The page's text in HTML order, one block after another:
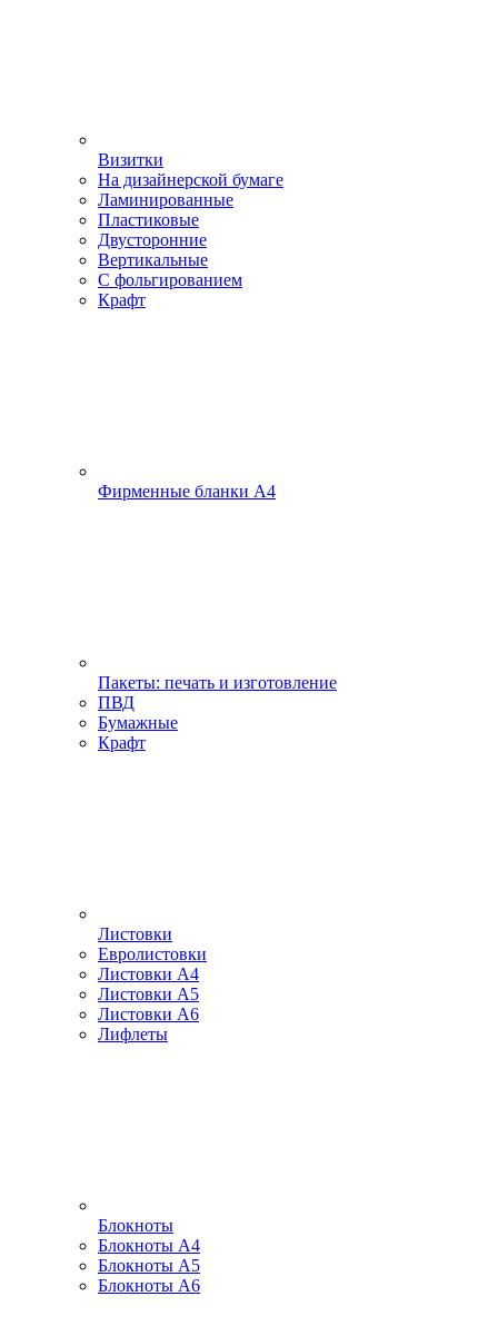
Визитки
На дизайнерской бумаге
Ламинированные
Пластиковые
Двусторонние
Вертикальные
С фольгированием
Крафт
Фирменные бланки А4
Пакеты: печать и изготовление
ПВД
Бумажные
Крафт
Листовки
Евролистовки
Листовки А4
Листовки А5
Листовки А6
Лифлеты
Блокноты
Блокноты А4
Блокноты А5
Блокноты А6